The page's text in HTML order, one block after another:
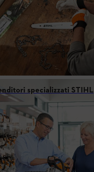
specializzati STIHL